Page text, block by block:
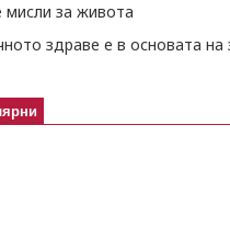
за живота